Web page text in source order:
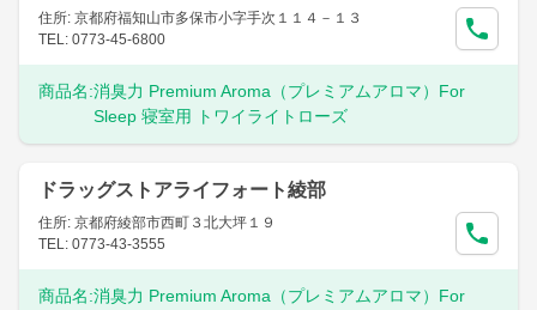
住所: 京都府福知山市多保市小字手次１１４－１３
TEL: 0773-45-6800
商品名:消臭力 Premium Aroma（プレミアムアロマ）For
Sleep 寝室用 トワイライトローズ
ドラッグストアライフォート綾部
住所: 京都府綾部市西町３北大坪１９
TEL: 0773-43-3555
商品名:消臭力 Premium Aroma（プレミアムアロマ）For